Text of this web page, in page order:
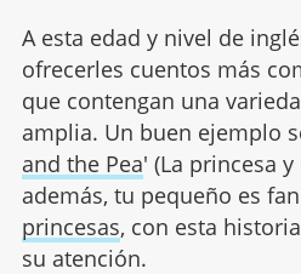
A esta edad y nivel de
ofrecerles cuentos más
que contengan una
amplia. Un buen ejemplo
and the Pea' (La princesa
además, tu pequeño es
princesas, con esta
su atención.